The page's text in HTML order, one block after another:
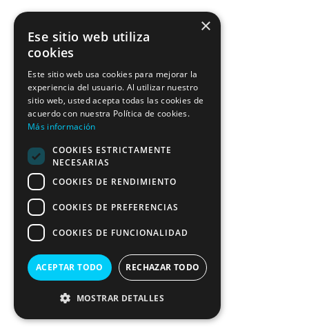
×
Ese sitio web utiliza
cookies
Este sitio web usa cookies para mejorar la
experiencia del usuario. Al utilizar nuestro
sitio web, usted acepta todas las cookies de
acuerdo con nuestra Política de cookies.
Más información
COOKIES ESTRICTAMENTE
NECESARIAS
COOKIES DE RENDIMIENTO
COOKIES DE PREFERENCIAS
COOKIES DE FUNCIONALIDAD
ACEPTAR TODO RECHAZAR TODO
MOSTRAR DETALLES